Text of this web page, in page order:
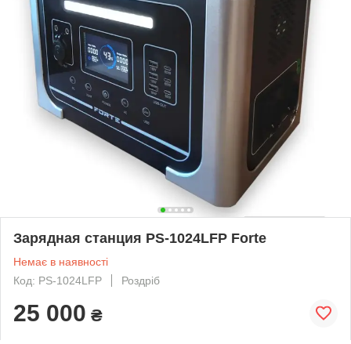
Зарядная станция PS-1024LFP Forte
Немає в наявності
Код: PS-1024LFP
Роздріб
25 000 ₴